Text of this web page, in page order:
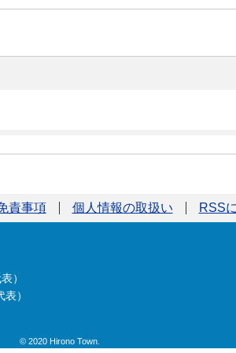
責事項 個人情報の取扱い RSS
）
）
© 2020 Hirono Town.